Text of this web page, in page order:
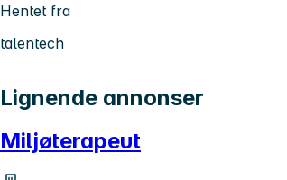
Hentet fra
talentech
Lignende annonser
Miljøterapeut